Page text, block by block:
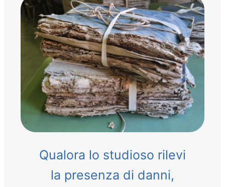
Qualora lo studioso rilevi
la presenza di danni,